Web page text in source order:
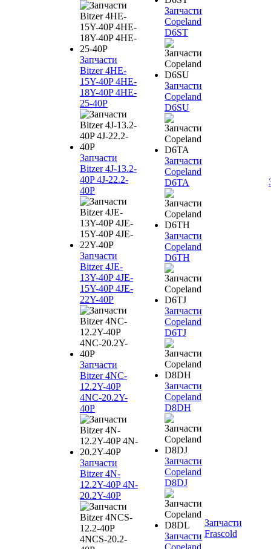
Запчасти
Bitzer 4HE-
15Y-40P 4HE-
18Y-40P 4HE-
25-40P
Запчасти
Bitzer 4J‐13.2-
40P 4J‐22.2-
40P
Запчасти
Bitzer 4JE-
13Y-40P 4JE-
15Y-40P 4JE-
22Y-40P
Запчасти
Bitzer 4NC-
12.2Y-40P
4NC-20.2Y-
40P
Запчасти
Bitzer 4N-
12.2Y-40P 4N-
20.2Y-40P
Запчасти
Copeland
D6ST
Запчасти
Copeland
D6SU
Запчасти
Copeland
D6TA
Запчасти
Copeland
D6TH
Запчасти
Copeland
D6TJ
Запчасти
Copeland
D8DH
Запчасти
Copeland
D8DJ
Запчасти
Copeland
Запчасти
Frascold